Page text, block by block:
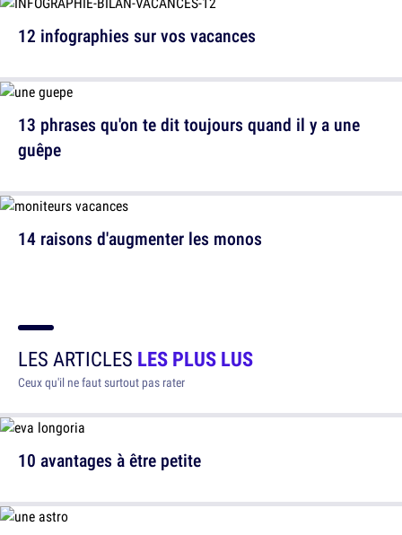
13 phrases qu'on te dit toujours quand il y a une
guêpe
12 infographies sur vos vacances
14 raisons d'augmenter les monos
LES ARTICLES LES PLUS LUS
Ceux qu'il ne faut surtout pas rater
10 avantages à être petite